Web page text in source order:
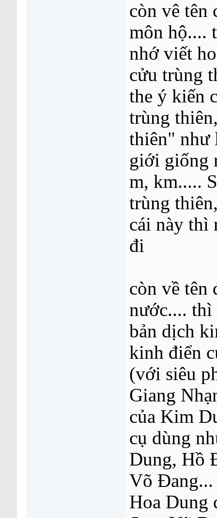
còn vê tên
môn hộ....
nhớ viết
cửu trùng
the ý kiến
trùng
thiên" như
giới giống
m, km.....
trùng
cái này thì
đi
còn về tên
nước.... thì
bản dịch
kinh điển
(với siêu
Giang
của Kim
cụ dùng
Dung, Hồ
Võ Đang...
Hoa